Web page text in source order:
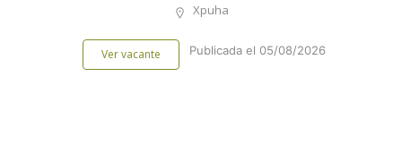
Xpuha
Ver vacante Publicada el 05/08/2026